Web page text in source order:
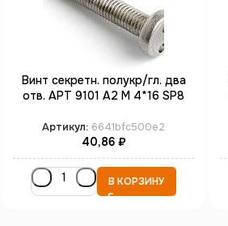
Винт секретн. полукр/гл. два
отв. АРТ 9101 А2 M 4*16 SP8
Артикул: 6641bfc500e2
40,86 ₽
В КОРЗИНУ